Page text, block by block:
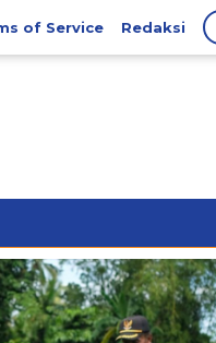
of Service Redaksi